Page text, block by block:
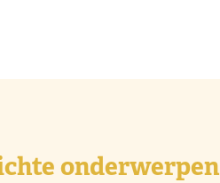
onderwerpen